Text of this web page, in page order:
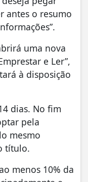
antes o resumo
uma nova
e Ler”,
à disposição
dias. No fim
pela
mesmo
título.
menos 10% da